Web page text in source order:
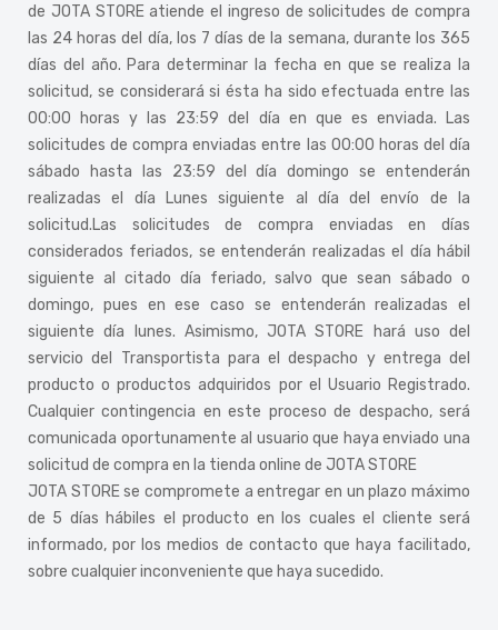
de JOTA STORE atiende el ingreso de solicitudes de compra
las 24 horas del día, los 7 días de la semana, durante los 365
días del año. Para determinar la fecha en que se realiza la
solicitud, se considerará si ésta ha sido efectuada entre las
00:00 horas y las 23:59 del día en que es enviada. Las
solicitudes de compra enviadas entre las 00:00 horas del día
sábado hasta las 23:59 del día domingo se entenderán
realizadas el día Lunes siguiente al día del envío de la
solicitud.Las solicitudes de compra enviadas en días
considerados feriados, se entenderán realizadas el día hábil
siguiente al citado día feriado, salvo que sean sábado o
domingo, pues en ese caso se entenderán realizadas el
siguiente día lunes. Asimismo, JOTA STORE hará uso del
servicio del Transportista para el despacho y entrega del
producto o productos adquiridos por el Usuario Registrado.
Cualquier contingencia en este proceso de despacho, será
comunicada oportunamente al usuario que haya enviado una
solicitud de compra en la tienda online de JOTA STORE
JOTA STORE se compromete a entregar en un plazo máximo
de 5 días hábiles el producto en los cuales el cliente será
informado, por los medios de contacto que haya facilitado,
sobre cualquier inconveniente que haya sucedido.